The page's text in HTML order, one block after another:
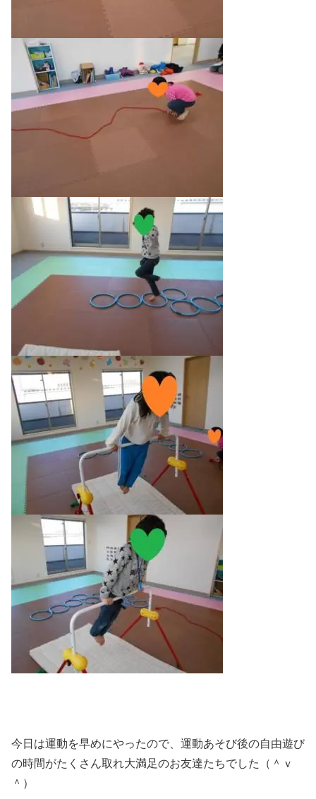
今日は運動を早めにやったので、運動あそび後の自由遊び
の時間がたくさん取れ大満足のお友達たちでした（＾ｖ
＾）